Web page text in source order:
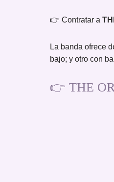
👉 Contratar a
La banda ofrece
bajo; y otro con
👉 THE